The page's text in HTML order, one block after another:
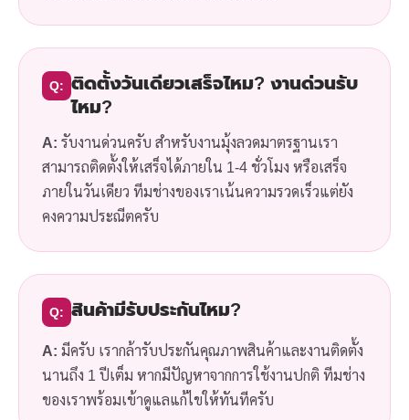
Q: ติดตั้งวันเดียวเสร็จไหม? งานด่วนรับ
ไหม?
A: รับงานด่วนครับ สำหรับงานมุ้งลวดมาตรฐานเรา
สามารถติดตั้งให้เสร็จได้ภายใน 1-4 ชั่วโมง หรือเสร็จ
ภายในวันเดียว ทีมช่างของเราเน้นความรวดเร็วแต่ยัง
คงความประณีตครับ
Q: สินค้ามีรับประกันไหม?
A: มีครับ เรากล้ารับประกันคุณภาพสินค้าและงานติดตั้ง
นานถึง 1 ปีเต็ม หากมีปัญหาจากการใช้งานปกติ ทีมช่าง
ของเราพร้อมเข้าดูแลแก้ไขให้ทันทีครับ